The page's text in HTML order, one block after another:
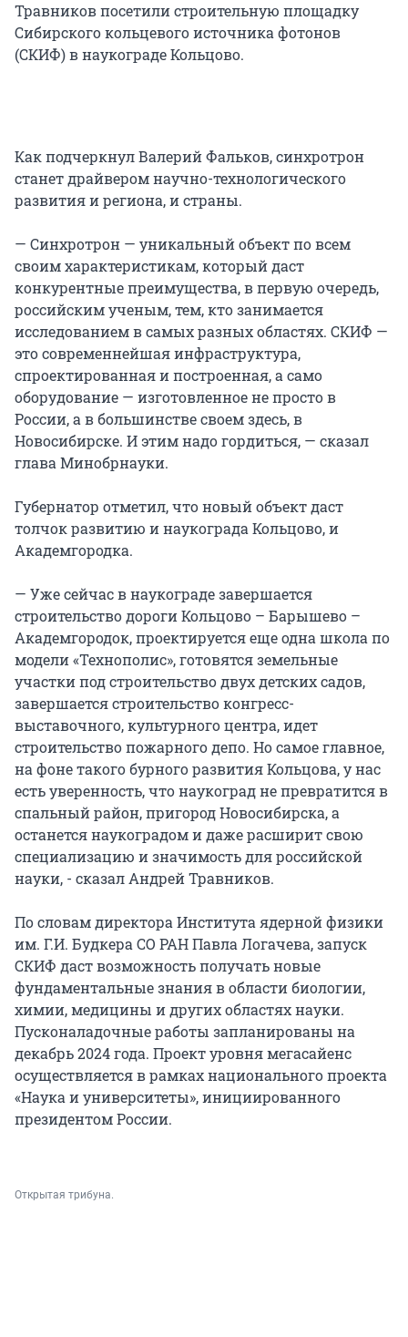
Травников посетили строительную площадку
Сибирского кольцевого источника фотонов
(СКИФ) в наукограде Кольцово.
Как подчеркнул Валерий Фальков, синхротрон
станет драйвером научно-технологического
развития и региона, и страны.
— Синхротрон — уникальный объект по всем
своим характеристикам, который даст
конкурентные преимущества, в первую очередь,
российским ученым, тем, кто занимается
исследованием в самых разных областях. СКИФ —
это современнейшая инфраструктура,
спроектированная и построенная, а само
оборудование — изготовленное не просто в
России, а в большинстве своем здесь, в
Новосибирске. И этим надо гордиться, — сказал
глава Минобрнауки.
Губернатор отметил, что новый объект даст
толчок развитию и наукограда Кольцово, и
Академгородка.
— Уже сейчас в наукограде завершается
строительство дороги Кольцово – Барышево –
Академгородок, проектируется еще одна школа по
модели «Технополис», готовятся земельные
участки под строительство двух детских садов,
завершается строительство конгресс-
выставочного, культурного центра, идет
строительство пожарного депо. Но самое главное,
на фоне такого бурного развития Кольцова, у нас
есть уверенность, что наукоград не превратится в
спальный район, пригород Новосибирска, а
останется наукоградом и даже расширит свою
специализацию и значимость для российской
науки, - сказал Андрей Травников.
По словам директора Института ядерной физики
им. Г.И. Будкера СО РАН Павла Логачева, запуск
СКИФ даст возможность получать новые
фундаментальные знания в области биологии,
химии, медицины и других областях науки.
Пусконаладочные работы запланированы на
декабрь 2024 года. Проект уровня мегасайенс
осуществляется в рамках национального проекта
«Наука и университеты», инициированного
президентом России.
Открытая трибуна.